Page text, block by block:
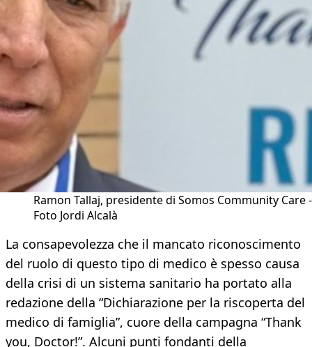
Ramon Tallaj, presidente di Somos Community Care -
Foto Jordi Alcalà
La consapevolezza che il mancato riconoscimento
del ruolo di questo tipo di medico è spesso causa
della crisi di un sistema sanitario ha portato alla
redazione della “Dichiarazione per la riscoperta del
medico di famiglia”, cuore della campagna “Thank
you, Doctor!”. Alcuni punti fondanti della